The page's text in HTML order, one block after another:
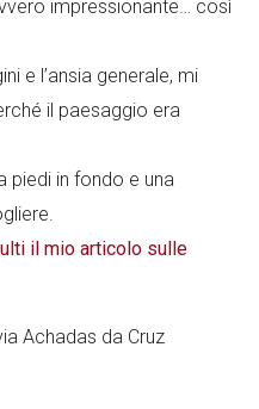
impressionante… così
e l’ansia generale, mi
il paesaggio era
piedi in fondo e una
il mio articolo sulle